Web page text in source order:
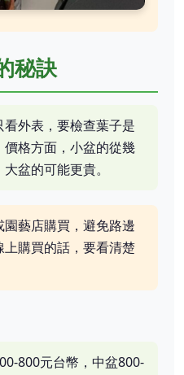
秘訣
外表，要檢查葉子是
格方面，小盆的從幾
盆的可能更貴。
藝店購買，避免路邊
購買的話，要看清楚
800元台幣，中盆800-